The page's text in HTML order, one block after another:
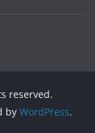
reserved.
by WordPress.